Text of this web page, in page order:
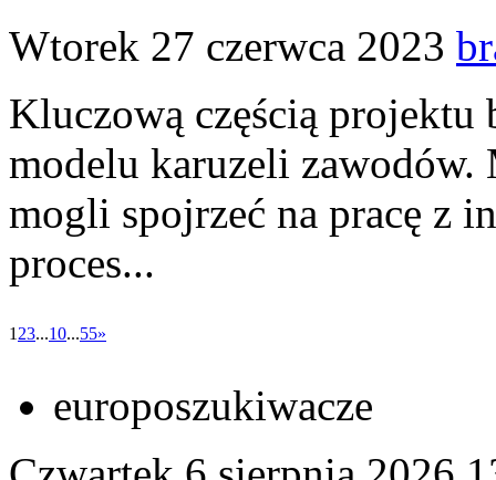
Wtorek 27 czerwca 2023
Kluczową częścią projektu
modelu karuzeli
mogli spojrzeć na pracę z
proces...
1 23...10...55»
europoszukiwacze